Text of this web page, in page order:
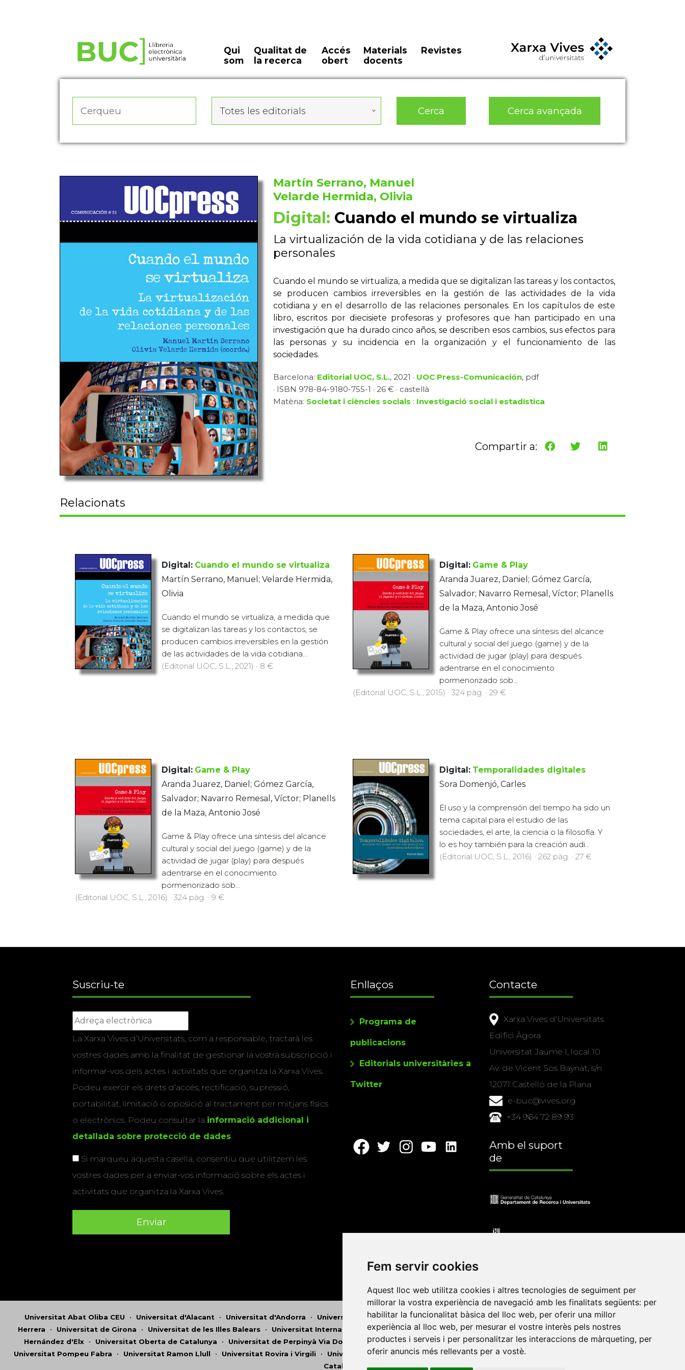
Fem servir cookies
Aquest lloc web utilitza cookies i altres tecnologies de seguiment per
millorar la vostra experiència de navegació amb les finalitats següents: per
habilitar la funcionalitat bàsica del lloc web, per oferir una millor
experiència al lloc web, per mesurar el vostre interès pels nostres
productes i serveis i per personalitzar les interaccions de màrqueting, per
oferir anuncis més rellevants per a vostè.
Qui
som
Qualitat de
la recerca
Accés
obert
Materials
docents
Revistes
Totes les editorials Cerca Cerca avançada
Martín Serrano, Manuel
Velarde Hermida, Olivia
Digital: Cuando el mundo se virtualiza
La virtualización de la vida cotidiana y de las relaciones
personales
Cuando el mundo se virtualiza, a medida que se digitalizan las tareas y los contactos,
se producen cambios irreversibles en la gestión de las actividades de la vida
cotidiana y en el desarrollo de las relaciones personales. En los capítulos de este
libro, escritos por diecisiete profesoras y profesores que han participado en una
investigación que ha durado cinco años, se describen esos cambios, sus efectos para
las personas y su incidencia en la organización y el funcionamiento de las
sociedades.
Barcelona: Editorial UOC, S.L., 2021 · UOC Press-Comunicación, pdf
· ISBN 978-84-9180-755-1 · 26 € · castellà
Matèria: Societat i ciències socials : Investigació social i estadística
Compartir a:
Relacionats
Digital: Cuando el mundo se virtualiza
Martín Serrano, Manuel; Velarde Hermida,
Olivia
Cuando el mundo se virtualiza, a medida que
se digitalizan las tareas y los contactos, se
producen cambios irreversibles en la gestión
de las actividades de la vida cotidiana...
(Editorial UOC, S.L., 2021) · 8 €
Digital: Game & Play
Aranda Juarez, Daniel; Gómez García,
Salvador; Navarro Remesal, Víctor; Planells
de la Maza, Antonio José
Game & Play ofrece una síntesis del alcance
cultural y social del juego (game) y de la
actividad de jugar (play) para después
adentrarse en el conocimiento
pormenorizado sob...
(Editorial UOC, S.L., 2015) · 324 pàg. · 29 €
Digital: Game & Play
Aranda Juarez, Daniel; Gómez García,
Salvador; Navarro Remesal, Víctor; Planells
de la Maza, Antonio José
Game & Play ofrece una síntesis del alcance
cultural y social del juego (game) y de la
actividad de jugar (play) para después
adentrarse en el conocimiento
pormenorizado sob...
(Editorial UOC, S.L., 2016) · 324 pàg. · 9 €
Digital: Temporalidades digitales
Sora Domenjó, Carles
El uso y la comprensión del tiempo ha sido un
tema capital para el estudio de las
sociedades, el arte, la ciencia o la filosofía. Y
lo es hoy también para la creación audi...
(Editorial UOC, S.L., 2016) · 262 pàg. · 27 €
Suscriu-te
La Xarxa Vives d’Universitats, com a responsable, tractarà les
vostres dades amb la finalitat de gestionar la vostra subscripció i
informar-vos dels actes i activitats que organitza la Xarxa Vives.
Podeu exercir els drets d’accés, rectificació, supressió,
portabilitat, limitació o oposició al tractament per mitjans físics
o electrònics. Podeu consultar la informació addicional i
detallada sobre protecció de dades
Si marqueu aquesta casella, consentiu que utilitzem les
vostres dades per a enviar-vos informació sobre els actes i
activitats que organitza la Xarxa Vives.
Enllaços
Programa de
publicacions
Editorials universitàries a
Twitter
Contacte
Xarxa Vives d'Universitats
Edifici Àgora
Universitat Jaume I, local 10
Av. de Vicent Sos Baynat, s/n
12071 Castelló de la Plana
e-buc@vives.org
+34 964 72 89 93
Amb el suport
de
Universitat Abat Oliba CEU • Universitat d'Alacant • Universitat d'Andorra • Universitat Autònoma de Barcelona•Universitat de Barcelona•Universitat CEU Cardenal
Herrera • Universitat de Girona • Universitat de les Illes Balears • Universitat Internacional de Catalunya•Universitat Jaume I•Universitat de Lleida•Universitat Miguel
Hernández d'Elx • Universitat Oberta de Catalunya • Universitat de Perpinyà Via Domitia •Universitat Politècnica de Catalunya•Universitat Politècnica de València
Universitat Pompeu Fabra • Universitat Ramon Llull • Universitat Rovira i Virgili • Universitat de Sàsser•Universitat de València•Universitat de Vic - Universitat Central de
Catalunya